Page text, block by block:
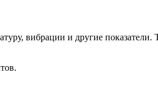
вибрации и другие показатели.